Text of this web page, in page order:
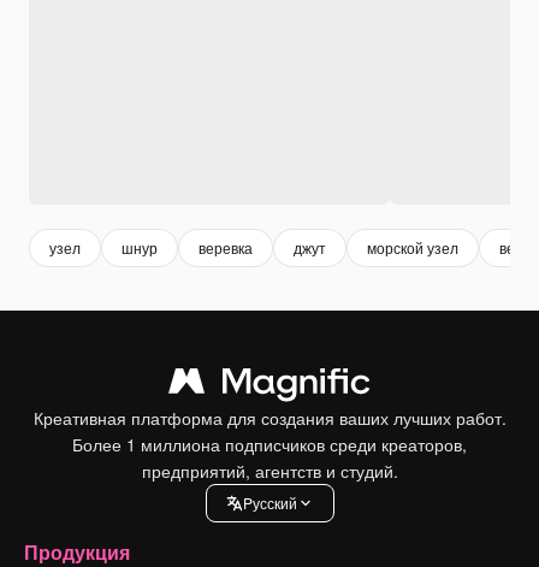
узел шнур веревка джут морской узел
Креативная платформа для создания ваших лучших работ.
Более 1 миллиона подписчиков среди креаторов,
предприятий, агентств и студий.
Pусский
Продукция